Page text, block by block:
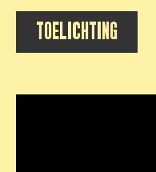
TOELICHTING